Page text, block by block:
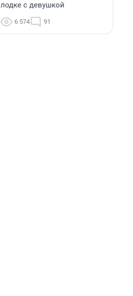
лодке с девушкой
6 574 91